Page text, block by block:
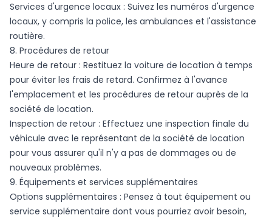
Services d'urgence locaux : Suivez les numéros d'urgence
locaux, y compris la police, les ambulances et l'assistance
routière.
8. Procédures de retour
Heure de retour : Restituez la voiture de location à temps
pour éviter les frais de retard. Confirmez à l'avance
l'emplacement et les procédures de retour auprès de la
société de location.
Inspection de retour : Effectuez une inspection finale du
véhicule avec le représentant de la société de location
pour vous assurer qu'il n'y a pas de dommages ou de
nouveaux problèmes.
9. Équipements et services supplémentaires
Options supplémentaires : Pensez à tout équipement ou
service supplémentaire dont vous pourriez avoir besoin,